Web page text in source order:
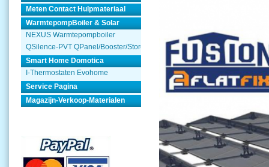
Meten Contact Hulpmateriaal
WarmtepompBoiler & Solar
NEXUS Warmtepompboiler
QSilence-PVT QPanel/Booster/Store
Smart Home Domotica
I-Thermostaten Evohome
Service Pagina
Magazijn-Verkoop-Materialen